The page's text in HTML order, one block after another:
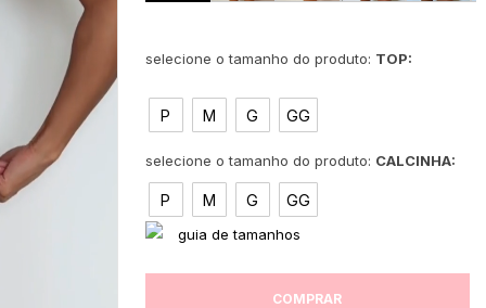
TOP:
P M G GG
CALCINHA:
P M G GG
COMPRAR